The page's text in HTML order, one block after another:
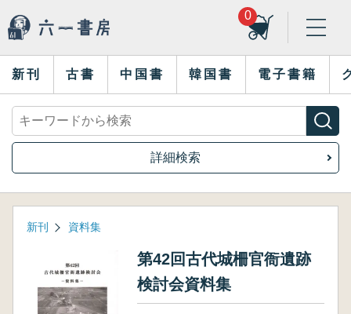
0
新刊 古書 中国書 韓国書 電子書籍
詳細検索
新刊 資料集
第42回古代城柵官衙遺跡
検討会資料集